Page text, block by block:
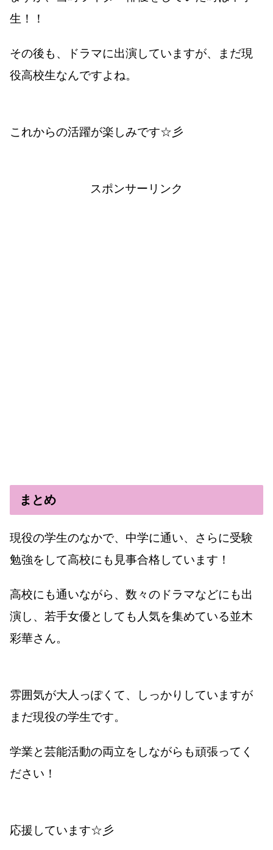
生！！
その後も、ドラマに出演していますが、まだ現
役高校生なんですよね。
これからの活躍が楽しみです☆彡
スポンサーリンク
まとめ
現役の学生のなかで、中学に通い、さらに受験
勉強をして高校にも見事合格しています！
高校にも通いながら、数々のドラマなどにも出
演し、若手女優としても人気を集めている並木
彩華さん。
雰囲気が大人っぽくて、しっかりしていますが
まだ現役の学生です。
学業と芸能活動の両立をしながらも頑張ってく
ださい！
応援しています☆彡